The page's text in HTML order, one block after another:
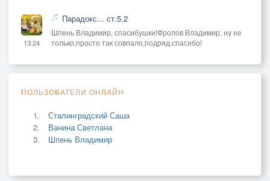
13:24
Парадокс... ст.5.2
Шпень Владимир, спасибушки!Фролов Владимир, ну не
только,просто так совпало,подряд,спасибо!
ПОЛЬЗОВАТЕЛИ ОНЛАЙН
Сталинградский Саша
Ванина Светлана
Шпень Владимир